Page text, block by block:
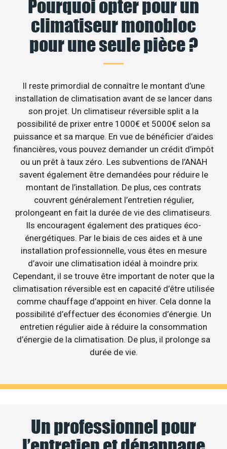
Pourquoi opter pour un
climatiseur monobloc
pour une seule pièce ?
Il reste primordial de connaître le montant d’une
installation de climatisation avant de se lancer dans
son projet. Un climatiseur réversible split a la
possibilité de prixer entre 1000€ et 5000€ selon sa
puissance et sa marque. En vue de bénéficier d’aides
financières, vous pouvez demander un crédit d’impôt
ou un prêt à taux zéro. Les subventions de l’ANAH
savent également être demandées pour réduire le
montant de l’installation. De plus, ces contrats
couvrent généralement l’entretien régulier,
prolongeant en fait la durée de vie des climatiseurs.
Ils encouragent également des pratiques éco-
énergétiques. Par le biais de ces aides et à une
installation professionnelle, vous êtes en mesure
d’avoir une climatisation idéal à moindre prix.
Cependant, il se trouve être important de noter que la
climatisation réversible est en capacité d’être utilisée
comme chauffage d’appoint en hiver. Cela donne la
possibilité d’effectuer des économies d’énergie. Un
entretien régulier aide à réduire la consommation
d’énergie de la climatisation. De plus, il prolonge sa
durée de vie.
Un professionnel pour